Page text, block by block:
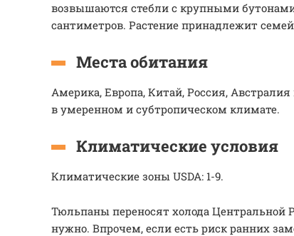
возвышаются стебли с крупными
сантиметров. Растение принадлежит
Места обитания
Америка, Европа, Китай, Россия,
в умеренном и субтропическом климате.
Климатические условия
Климатические зоны USDA: 1-9.
Тюльпаны переносят холода Центральной
нужно. Впрочем, если есть риск ранних